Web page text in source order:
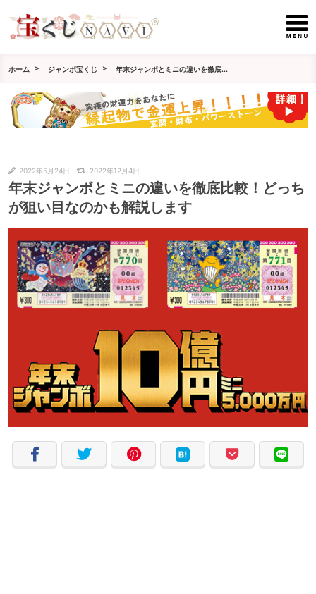
ホーム ジャンボ宝くじ 年末ジャンボとミニの違いを徹底...
2022年5月24日 2022年12月4日
年末ジャンボとミニの違いを徹底比較！どっち
が狙い目なのかも解説します